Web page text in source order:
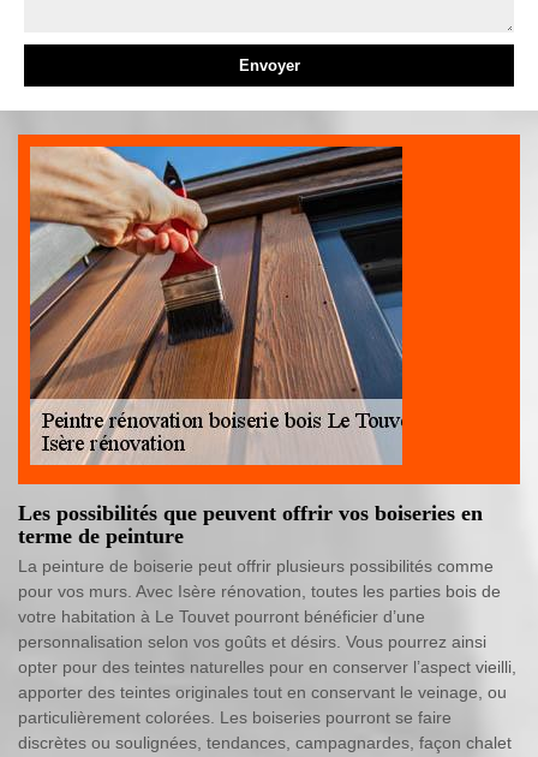
Les possibilités que peuvent offrir vos boiseries en
terme de peinture
La peinture de boiserie peut offrir plusieurs possibilités comme
pour vos murs. Avec Isère rénovation, toutes les parties bois de
votre habitation à Le Touvet pourront bénéficier d’une
personnalisation selon vos goûts et désirs. Vous pourrez ainsi
opter pour des teintes naturelles pour en conserver l’aspect vieilli,
apporter des teintes originales tout en conservant le veinage, ou
particulièrement colorées. Les boiseries pourront se faire
discrètes ou soulignées, tendances, campagnardes, façon chalet